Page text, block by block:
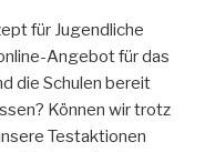
für Jugendliche
Angebot für das
die Schulen bereit
Können wir trotz
Testaktionen